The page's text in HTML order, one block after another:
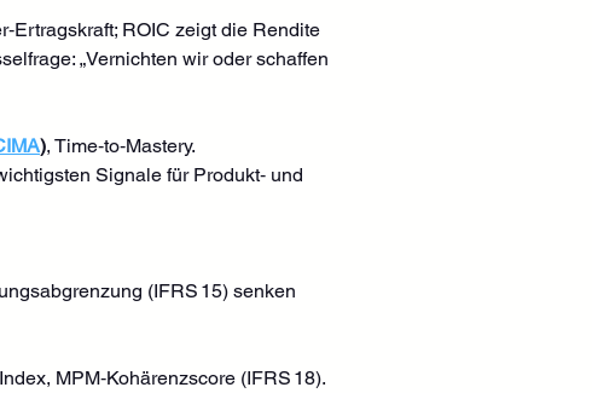
ROIC zeigt die Rendite
„Vernichten wir oder schaffen
), Time‑to‑Mastery.
Signale für Produkt‑ und
(IFRS 15) senken
MPM‑Kohärenzscore (IFRS 18).